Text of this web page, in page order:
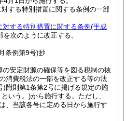
する特別措置に関する条例の一部
する特別措置に関する条例(平成
を次のように改正する。
条例第9号)抄
の安定財源の確保等を図る税制の抜
消費税法の一部を改正する等の法
)附則第1条第2号に掲げる規定の施
いう。)から施行する。 ただし、
、当該各号に定める日から施行す